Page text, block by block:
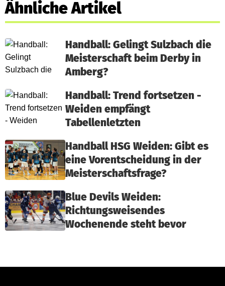
Ähnliche Artikel
Handball: Gelingt Sulzbach die
Meisterschaft beim Derby in
Amberg?
Handball: Trend fortsetzen -
Weiden empfängt
Tabellenletzten
Handball HSG Weiden: Gibt es
eine Vorentscheidung in der
Meisterschaftsfrage?
Blue Devils Weiden:
Richtungsweisendes
Wochenende steht bevor